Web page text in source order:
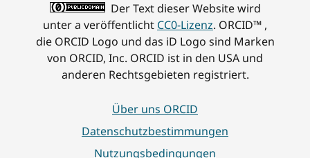
Der Text dieser Website wird
unter a veröffentlicht CC0-Lizenz. ORCID™ ,
die ORCID Logo und das iD Logo sind Marken
von ORCID, Inc. ORCID ist in den USA und
anderen Rechtsgebieten registriert.
Über uns ORCID
Datenschutzbestimmungen
Nutzungsbedingungen